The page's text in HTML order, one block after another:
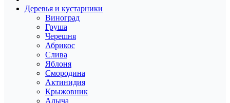
Деревья и кустарники
Виноград
Груша
Черешня
Абрикос
Слива
Яблоня
Смородина
Актинидия
Крыжовник
Алыча